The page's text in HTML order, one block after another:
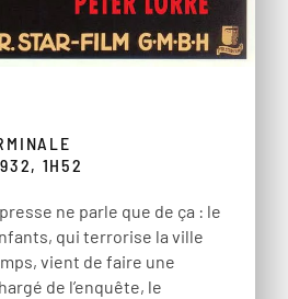
1H52
ne parle que de ça : le
qui terrorise la ville
vient de faire une
de l’enquête, le